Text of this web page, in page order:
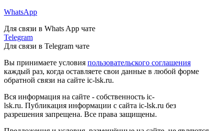
WhatsApp
Для связи в Whats App чате
Telegram
Для связи в Telegram чате
Вы принимаете условия пользовательского соглашения
каждый раз, когда оставляете свои данные в любой форме
обратной связи на сайте ic-lsk.ru.
Вся информация на сайте - собственность ic-
lsk.ru. Публикация информации с сайта ic-lsk.ru без
разрешения запрещена. Все права защищены.